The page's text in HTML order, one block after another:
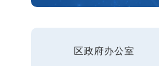
区政府办公室